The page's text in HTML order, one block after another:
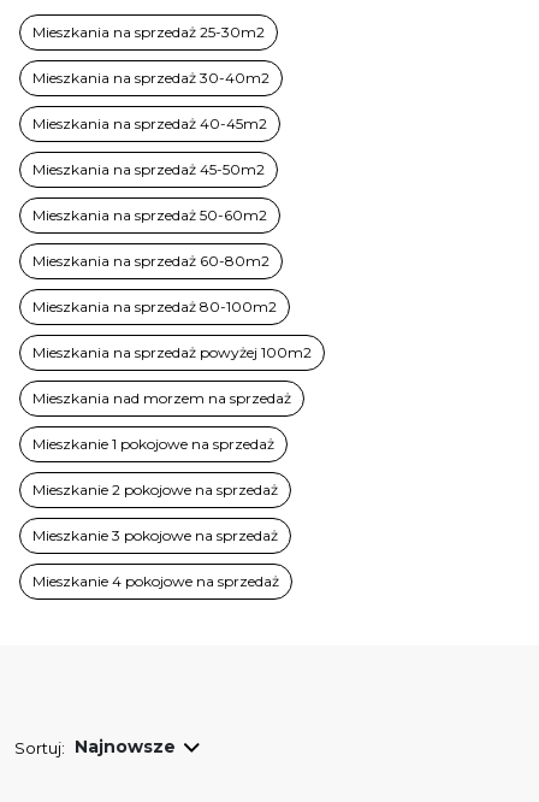
Mieszkania na sprzedaż 25-30m2
Mieszkania na sprzedaż 30-40m2
Mieszkania na sprzedaż 40-45m2
Mieszkania na sprzedaż 45-50m2
Mieszkania na sprzedaż 50-60m2
Mieszkania na sprzedaż 60-80m2
Mieszkania na sprzedaż 80-100m2
Mieszkania na sprzedaż powyżej 100m2
Mieszkania nad morzem na sprzedaż
Mieszkanie 1 pokojowe na sprzedaż
Mieszkanie 2 pokojowe na sprzedaż
Mieszkanie 3 pokojowe na sprzedaż
Mieszkanie 4 pokojowe na sprzedaż
Sortuj: